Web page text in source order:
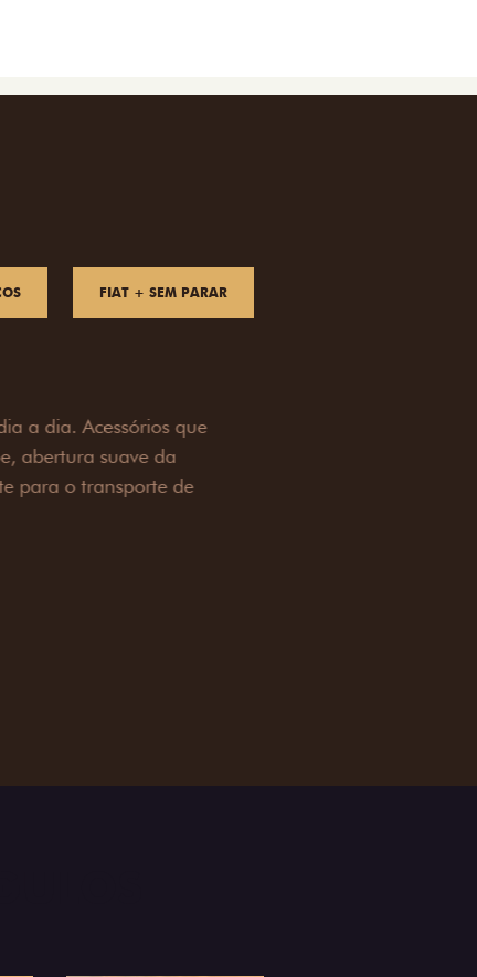
FIAT + SEM PARAR
desafio. O Pack off-road combina
toneladas, alargadores de para-
mais capacidade de reboque,